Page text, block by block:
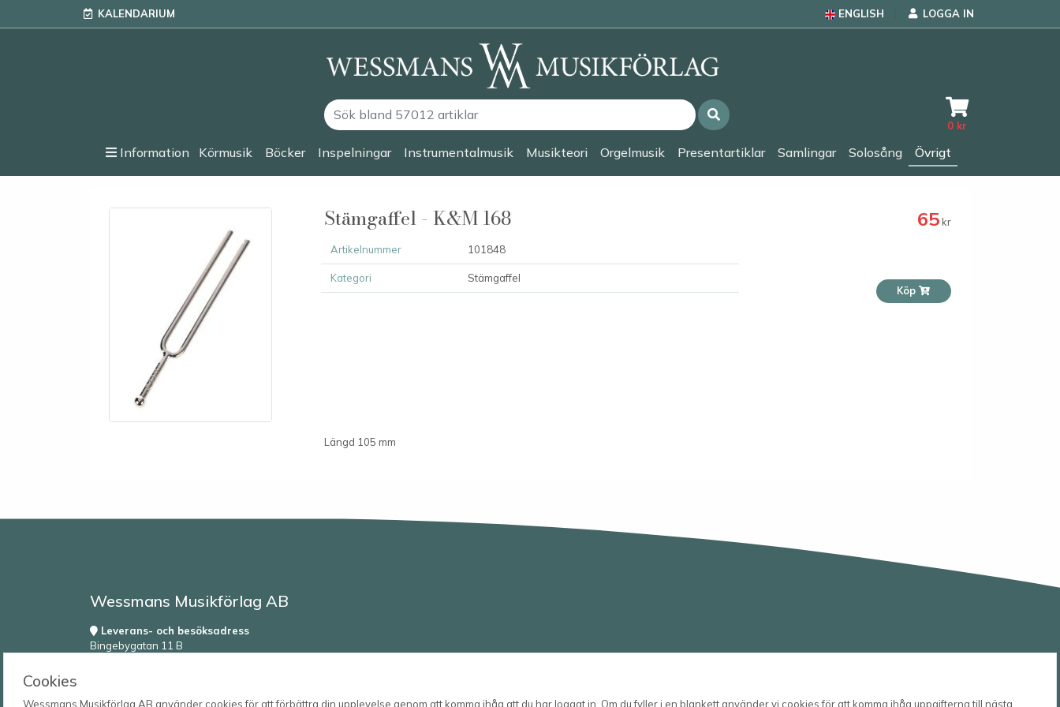
KALENDARIUM ENGLISH LOGGA IN
0 kr
Information Körmusik Böcker Inspelningar Instrumentalmusik Musikteori Orgelmusik Presentartiklar Samlingar Solosång Övrigt
Cookies
Wessmans Musikförlag AB använder cookies för att förbättra din upplevelse genom att komma ihåg att du har loggat in. Om du fyller i en blankett använder vi cookies för att komma ihåg uppgifterna till nästa
Stämgaffel - K&M 168
Artikelnummer 101848
Kategori Stämgaffel
65 kr
Köp
Längd 105 mm
Wessmans Musikförlag AB
Leverans- och besöksadress
Bingebygatan 11 B
Box 1253
Wessmans Musikförlag AB